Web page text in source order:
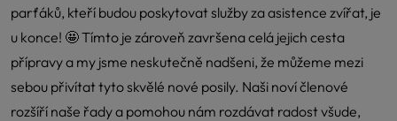
parťáků, kteří budou poskytovat služby za asistence zvířat, je
u konce! 🤩 Tímto je zároveň završena celá jejich cesta
přípravy a my jsme neskutečně nadšeni, že můžeme mezi
sebou přivítat tyto skvělé nové posily. Naši noví členové
rozšíří naše řady a pomohou nám rozdávat radost všude,